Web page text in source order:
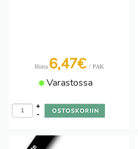
Hinta 6,47€ / PAK
Varastossa
-
+